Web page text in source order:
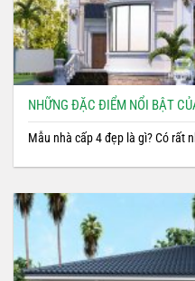
NHỮNG ĐẶC ĐIỂM NỔI BẬT
Mẫu nhà cấp 4 đẹp là gì? Có rất